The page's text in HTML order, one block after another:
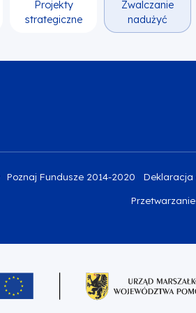
Projekty
strategiczne
Zwalczanie
nadużyć
Poznaj Fundusze 2014-2020 Deklaracja